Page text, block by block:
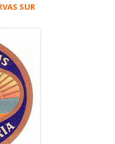
SUR